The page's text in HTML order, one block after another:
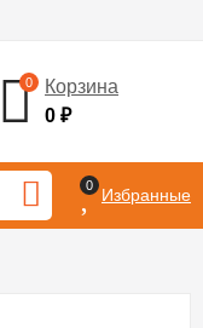
0
Корзина
0₽
0 Избранные